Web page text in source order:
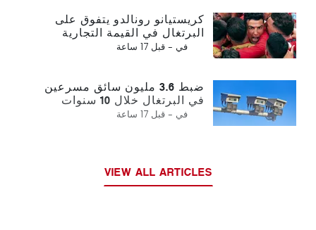
كريستيانو رونالدو يتفوق على
البرتغال في القيمة التجارية
في - قبل 17 ساعة
ضبط 3.6 مليون سائق مسرعين
في البرتغال خلال 10 سنوات
في - قبل 17 ساعة
VIEW ALL ARTICLES